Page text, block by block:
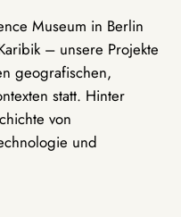
Museum in Berlin
– unsere Projekte
geografischen,
statt. Hinter
von
und